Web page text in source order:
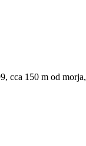
cca 150 m od